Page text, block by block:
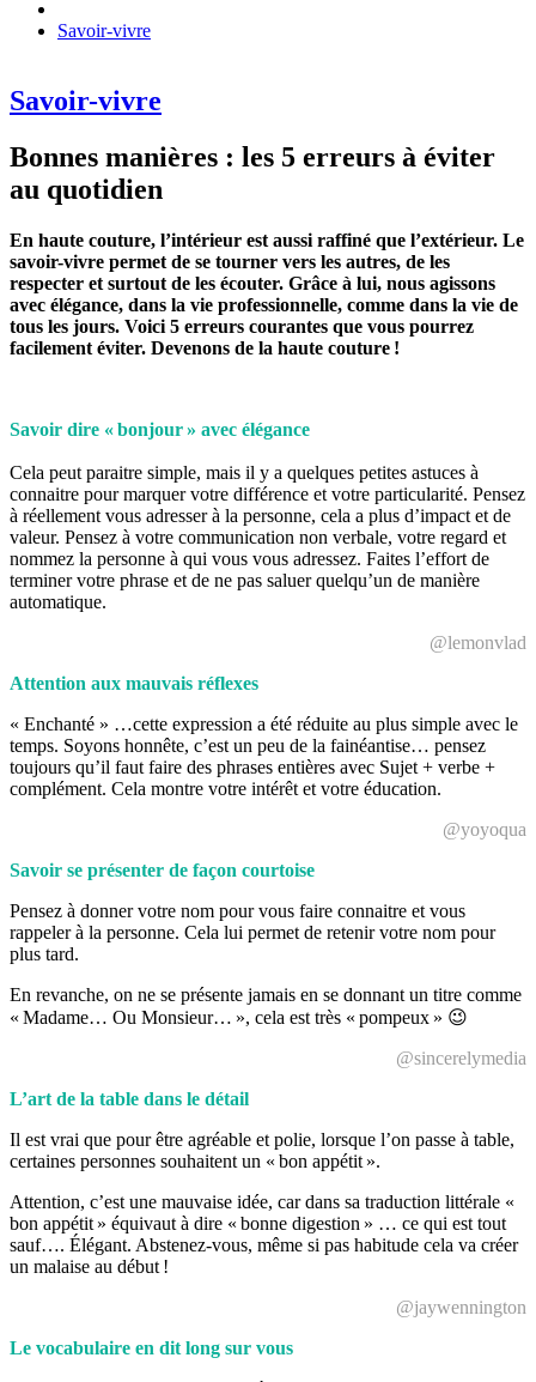
Savoir-vivre
Savoir-vivre
Bonnes manières : les 5 erreurs à éviter
au quotidien
En haute couture, l’intérieur est aussi raffiné que l’extérieur. Le
savoir-vivre permet de se tourner vers les autres, de les
respecter et surtout de les écouter. Grâce à lui, nous agissons
avec élégance, dans la vie professionnelle, comme dans la vie de
tous les jours. Voici 5 erreurs courantes que vous pourrez
facilement éviter. Devenons de la haute couture !
Savoir dire «bonjour» avec élégance
Cela peut paraitre simple, mais il y a quelques petites astuces à
connaitre pour marquer votre différence et votre particularité. Pensez
à réellement vous adresser à la personne, cela a plus d’impact et de
valeur. Pensez à votre communication non verbale, votre regard et
nommez la personne à qui vous vous adressez. Faites l’effort de
terminer votre phrase et de ne pas saluer quelqu’un de manière
automatique.
@lemonvlad
Attention aux mauvais réflexes
« Enchanté » …cette expression a été réduite au plus simple avec le
temps. Soyons honnête, c’est un peu de la fainéantise… pensez
toujours qu’il faut faire des phrases entières avec Sujet + verbe +
complément. Cela montre votre intérêt et votre éducation.
@yoyoqua
Savoir se présenter de façon courtoise
Pensez à donner votre nom pour vous faire connaitre et vous
rappeler à la personne. Cela lui permet de retenir votre nom pour
plus tard.
En revanche, on ne se présente jamais en se donnant un titre comme
« Madame… Ou Monsieur… », cela est très « pompeux » 😉
@sincerelymedia
L’art de la table dans le détail
Il est vrai que pour être agréable et polie, lorsque l’on passe à table,
certaines personnes souhaitent un « bon appétit ».
Attention, c’est une mauvaise idée, car dans sa traduction littérale «
bon appétit » équivaut à dire « bonne digestion » … ce qui est tout
sauf…. Élégant. Abstenez-vous, même si pas habitude cela va créer
un malaise au début !
@jaywennington
Le vocabulaire en dit long sur vous